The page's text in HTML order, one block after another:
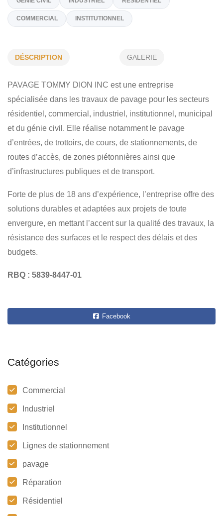
Spécialités
CENTRES COMMUNAUTAIRES HÔPITAUX ET CLINIQUES
RÉSIDENTIEL
COMMERCIAL INSTITUTIONNEL
DÉSCRIPTION GALERIE
PAVAGE TOMMY DION INC est une entreprise
spécialisée dans les travaux de pavage pour les secteurs
résidentiel, commercial, industriel, institutionnel, municipal
et du génie civil. Elle réalise notamment le pavage
d’entrées, de trottoirs, de cours, de stationnements, de
routes d’accès, de zones piétonnières ainsi que
d’infrastructures publiques et de transport.
Forte de plus de 18 ans d’expérience, l’entreprise offre des
solutions durables et adaptées aux projets de toute
envergure, en mettant l’accent sur la qualité des travaux, la
résistance des surfaces et le respect des délais et des
budgets.
RBQ : 5839-8447-01
Facebook
Catégories
Commercial
Industriel
Institutionnel
Lignes de stationnement
pavage
Réparation
Résidentiel